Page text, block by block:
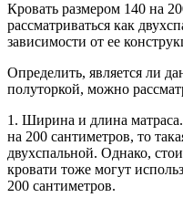
Кровать размером 140 на
рассматриваться как
зависимости от ее
Определить, является ли
полуторкой, можно
1. Ширина и длина
на 200 сантиметров, то
двухспальной. Однако,
кровати тоже могут
200 сантиметров.